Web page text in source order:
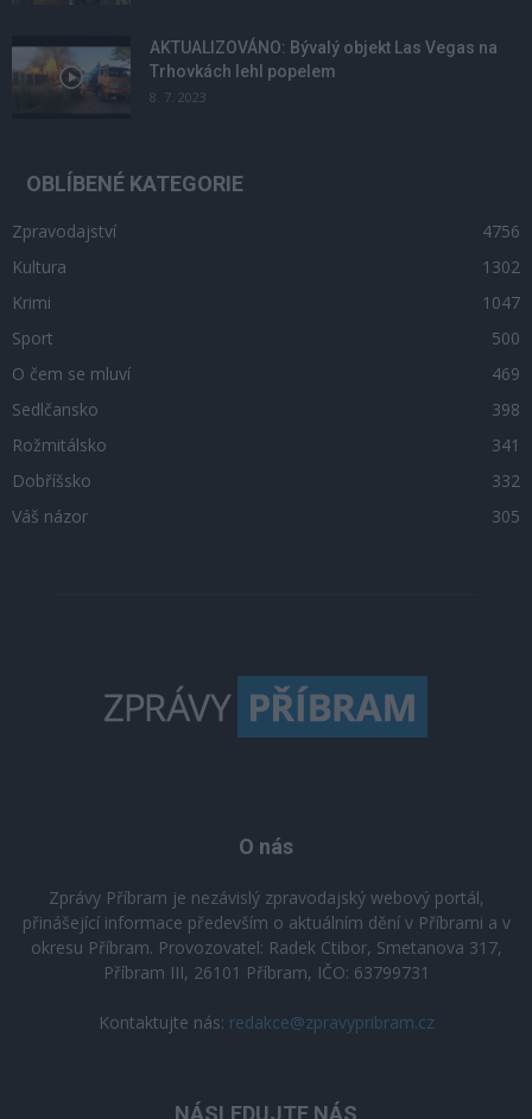
AKTUALIZOVÁNO: Bývalý objekt Las Vegas na
Trhovkách lehl popelem
8. 7. 2023
OBLÍBENÉ KATEGORIE
Zpravodajství
4756
Kultura
1302
Krimi
1047
Sport
500
O čem se mluví
469
Sedlčansko
398
Rožmitálsko
341
Dobříšsko
332
Váš názor
305
O nás
Zprávy Příbram je nezávislý zpravodajský webový portál,
přinášející informace především o aktuálním dění v Příbrami a v
okresu Příbram. Provozovatel: Radek Ctibor, Smetanova 317,
Příbram III, 26101 Příbram, IČO: 63799731
Kontaktujte nás: redakce@zpravypribram.cz
NÁSLEDUJTE NÁS